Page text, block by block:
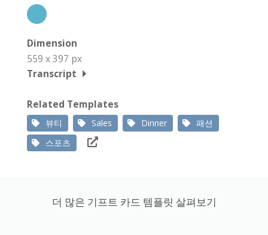
Dimension
559 x 397 px
Transcript
Related Templates
뷰티 Sales Dinner
패션
스포츠
더 많은 기프트 카드 템플릿 살펴보기